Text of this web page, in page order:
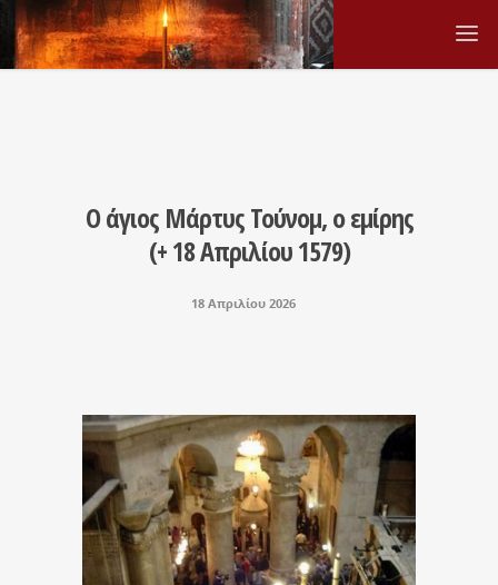
Ο άγιος Μάρτυς Τούνομ, ο εμίρης
(+ 18 Απριλίου 1579)
18 Απριλίου 2026